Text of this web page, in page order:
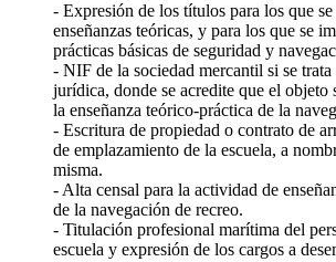
- Expresión de los títulos para los que
enseñanzas teóricas, y para los que se
prácticas básicas de seguridad y
- NIF de la sociedad mercantil si se trata
jurídica, donde se acredite que el objeto
la enseñanza teórico-práctica de la
- Escritura de propiedad o contrato de
de emplazamiento de la escuela, a
misma.
- Alta censal para la actividad de
de la navegación de recreo.
- Titulación profesional marítima del
escuela y expresión de los cargos a